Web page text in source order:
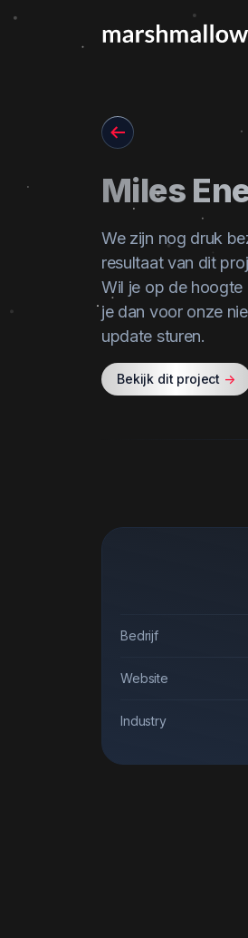
Go back
Miles
We zijn nog druk
resultaat van dit
Wil je op de hoogte
je dan voor onze
update sturen.
Bekijk dit project ->
Bedrijf
Website
Industry